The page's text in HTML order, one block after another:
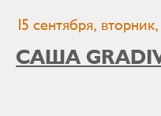
15 сентября,
САША